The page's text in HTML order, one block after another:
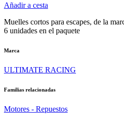
Añadir a cesta
Muelles cortos para escapes, de la
6 unidades en el paquete
Marca
ULTIMATE RACING
Familias relacionadas
Motores - Repuestos